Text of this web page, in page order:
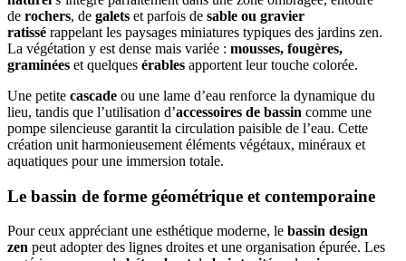
de rochers, de galets et parfois de sable ou gravier
ratissé rappelant les paysages miniatures typiques des jardins zen.
La végétation y est dense mais variée : mousses, fougères,
graminées et quelques érables apportent leur touche colorée.
Une petite cascade ou une lame d’eau renforce la dynamique du
lieu, tandis que l’utilisation d’accessoires de bassin comme une
pompe silencieuse garantit la circulation paisible de l’eau. Cette
création unit harmonieusement éléments végétaux, minéraux et
aquatiques pour une immersion totale.
Le bassin de forme géométrique et contemporaine
Pour ceux appréciant une esthétique moderne, le bassin design
zen peut adopter des lignes droites et une organisation épurée. Les